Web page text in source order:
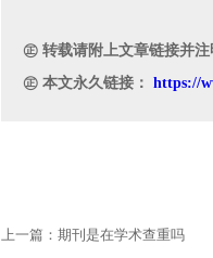
㊣ 转载请附上文章链接并注
㊣ 本文永久链接： https://
上一篇： 期刊是在学术查重吗